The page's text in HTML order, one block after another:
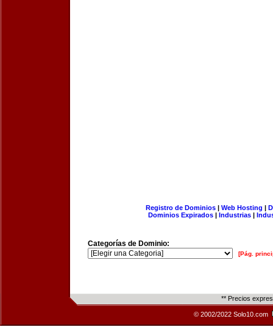
Registro de Dominios| Web Hosting |
Dominios Expirados | Industrias |
Categorías de Dominio:
[Pág.
** Precios
© 2002/2022 Solo10.com